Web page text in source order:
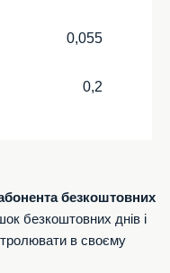
0,055
0,2
безкоштовних
безкоштовних днів і
в своєму